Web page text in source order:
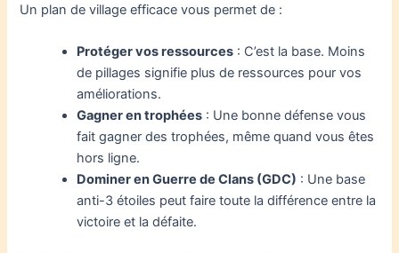
Un plan de village efficace vous permet de :
Protéger vos ressources : C’est la base. Moins
de pillages signifie plus de ressources pour vos
améliorations.
Gagner en trophées : Une bonne défense vous
fait gagner des trophées, même quand vous êtes
hors ligne.
Dominer en Guerre de Clans (GDC) : Une base
anti-3 étoiles peut faire toute la différence entre la
victoire et la défaite.